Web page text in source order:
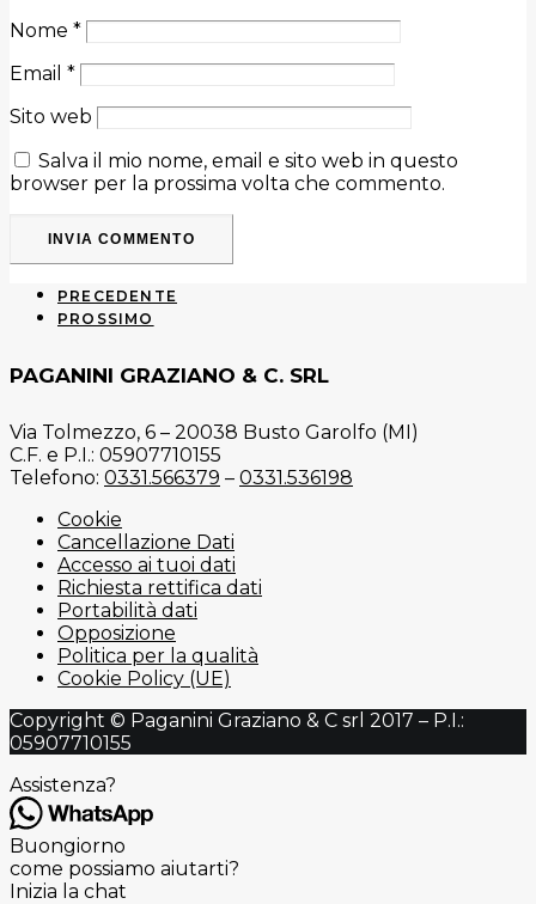
Nome *
Email *
Sito web
Salva il mio nome, email e sito web in questo
browser per la prossima volta che commento.
PRECEDENTE
PROSSIMO
PAGANINI GRAZIANO & C. SRL
Via Tolmezzo, 6 – 20038 Busto Garolfo (MI)
C.F. e P.I.: 05907710155
Telefono: 0331.566379 – 0331.536198
Cookie
Cancellazione Dati
Accesso ai tuoi dati
Richiesta rettifica dati
Portabilità dati
Opposizione
Politica per la qualità
Cookie Policy (UE)
Copyright © Paganini Graziano & C srl 2017 – P.I.:
05907710155
Assistenza?
Buongiorno
come possiamo aiutarti?
Inizia la chat